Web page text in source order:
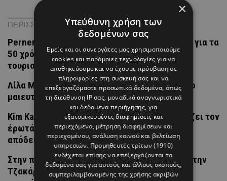
ΠΕΡΙΣΣΟΤΕΡΑ ΝΕΑ
Pernera Beach Hotel: Οι λαμπερές παρουσίες για τα
50 χρόνια ζωής και παρουσίας στον κυπριακό
τουρισμό
Λίλα Μπακλέση: Η πρώτη φωτογραφία από το
μαιευτήριο με τον νεογέννητο γιο της
Kim Kardashian & Lewis Hamilton: Το ζευγάρι ζει τον
έρωτά του και αυτά τα στιγμιότυπα είναι η
απόδειξη
Στην πασαρέλα του Indonesia Fashion Week στην
Τζακάρτα πρωταγωνίστησαν οι κυπριακές
×
Υπεύθυνη χρήση των
δεδομένων σας
Εμείς και οι συνεργάτες μας χρησιμοποιούμε
cookies και παρόμοιες τεχνολογίες για να
αποθηκεύουμε και να έχουμε πρόσβαση σε
πληροφορίες στη συσκευή σας και να
επεξεργαζόμαστε προσωπικά δεδομένα, όπως
τη διεύθυνση IP σας, μοναδικά αναγνωριστικά
και δεδομένα περιήγησης, για
εξατομικευμένες διαφημίσεις και
περιεχόμενο, μέτρηση διαφημίσεων και
περιεχομένου, ανάλυση κοινού και βελτίωση
υπηρεσιών. Προμηθευτές τρίτων (1910)
ενδέχεται επίσης να επεξεργάζονται τα
δεδομένα σας για αυτούς και άλλους σκοπούς,
συμπεριλαμβανομένης της χρήσης ακριβών